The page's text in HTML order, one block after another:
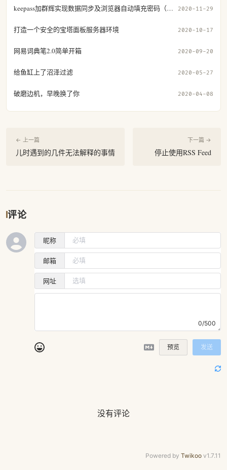
keepass加群辉实现数据同步及浏览器自动填充密码（二） 2020-11-29
打造一个安全的宝塔面板服务器环境 2020-10-17
网易词典笔2.0简单开箱 2020-09-20
给鱼缸上了沼泽过滤 2020-05-27
破磨边机，早晚换了你 2020-04-08
← 上一篇
儿时遇到的几件无法解释的事情
下一篇 →
停止使用RSS Feed
评论
昵称
邮箱
网址
0/500
预览 发送
没有评论
Powered by Twikoo v1.7.11